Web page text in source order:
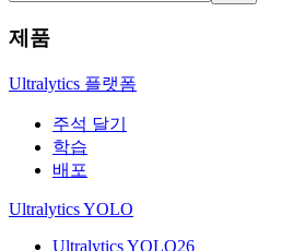
제품
Ultralytics 플랫폼
주석 달기
학습
배포
Ultralytics YOLO
Ultralytics YOLO26